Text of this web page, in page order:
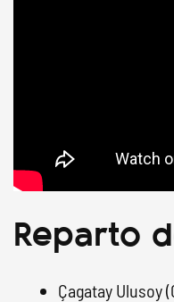
Reparto
Çagatay Ulusoy